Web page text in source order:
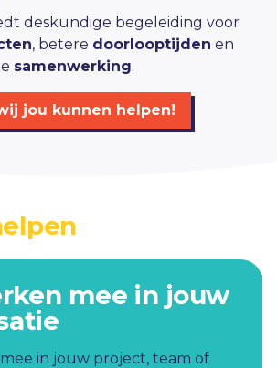
deskundige begeleiding voor
, betere doorlooptijden en
samenwerking.
jou kunnen helpen!
mee in jouw
in jouw project, team of